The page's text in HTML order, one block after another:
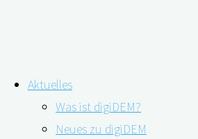
Inhalt
springen
Aktuelles
Was ist digiDEM?
Neues zu digiDEM
Erste Anzeichen von